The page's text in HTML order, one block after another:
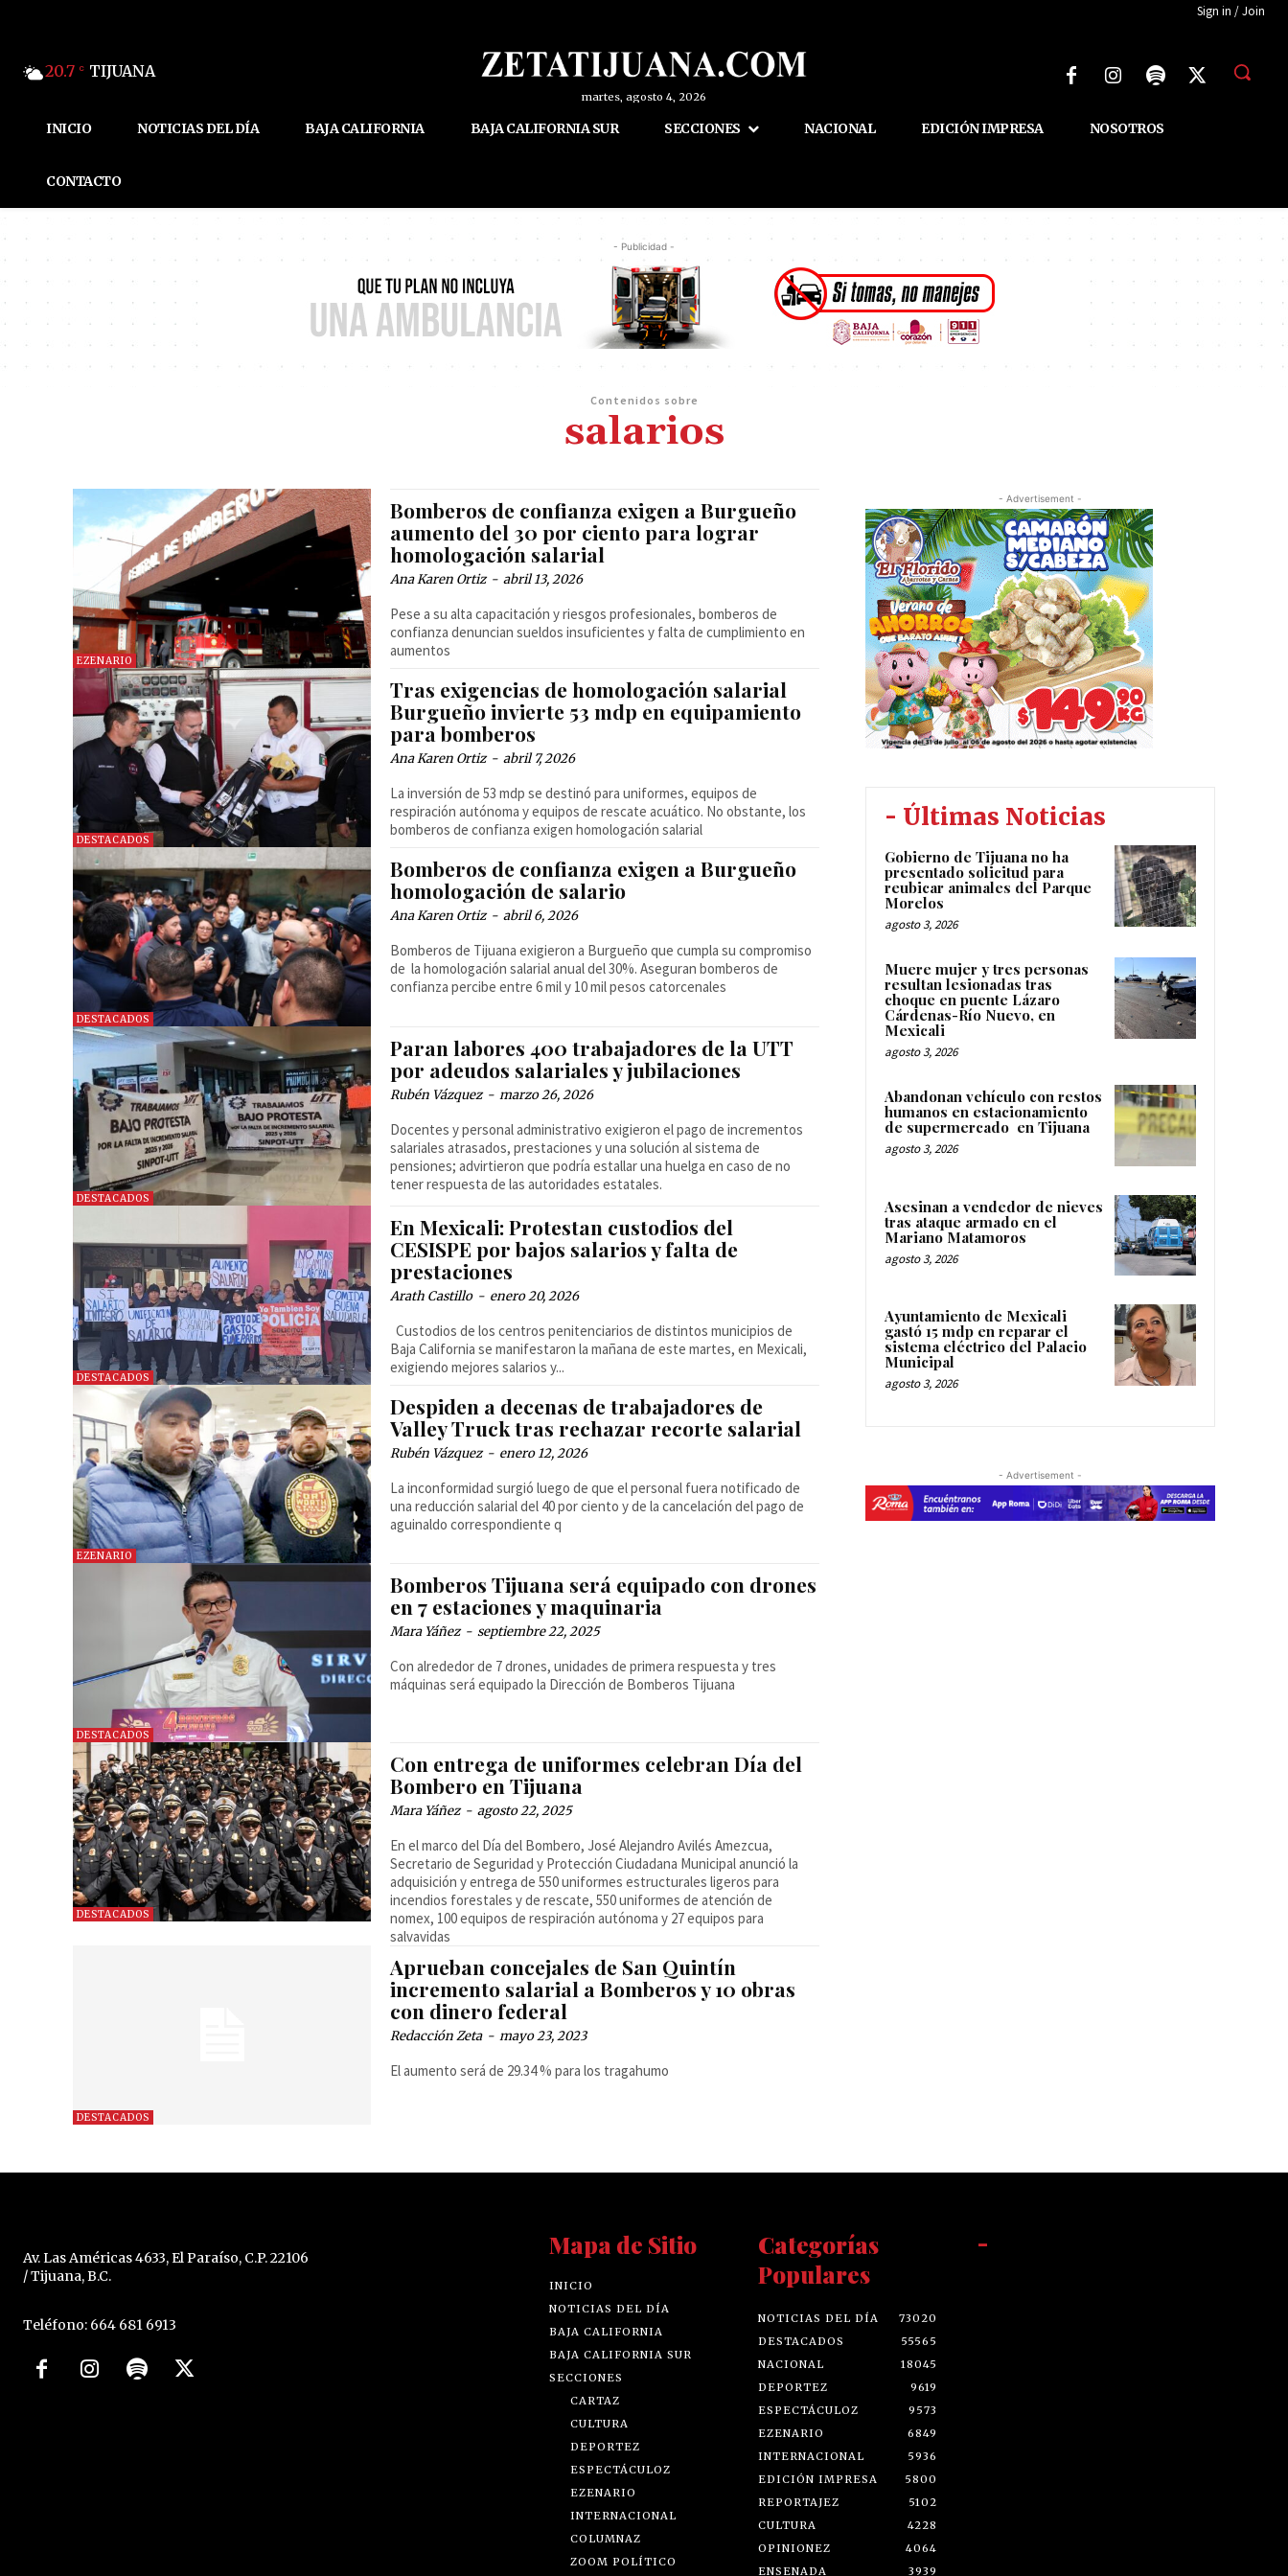
Sign in / Join
20.7 C TIJUANA
martes, agosto 4, 2026
INICIO NOTICIAS DEL DÍA BAJA CALIFORNIA BAJA CALIFORNIA SUR SECCIONES NACIONAL EDICIÓN IMPRESA NOSOTROS
CONTACTO
- Publicidad -
Contenidos sobre
salarios
EZENARIO
Bomberos de confianza exigen a Burgueño
aumento del 30 por ciento para lograr
homologación salarial
Ana Karen Ortiz - abril 13, 2026
Pese a su alta capacitación y riesgos profesionales, bomberos de
confianza denuncian sueldos insuficientes y falta de cumplimiento en
aumentos
DESTACADOS
Tras exigencias de homologación salarial
Burgueño invierte 53 mdp en equipamiento
para bomberos
Ana Karen Ortiz - abril 7, 2026
La inversión de 53 mdp se destinó para uniformes, equipos de
respiración autónoma y equipos de rescate acuático. No obstante, los
bomberos de confianza exigen homologación salarial
DESTACADOS
Bomberos de confianza exigen a Burgueño
homologación de salario
Ana Karen Ortiz - abril 6, 2026
Bomberos de Tijuana exigieron a Burgueño que cumpla su compromiso
de la homologación salarial anual del 30%. Aseguran bomberos de
confianza percibe entre 6 mil y 10 mil pesos catorcenales
DESTACADOS
Paran labores 400 trabajadores de la UTT
por adeudos salariales y jubilaciones
Rubén Vázquez - marzo 26, 2026
Docentes y personal administrativo exigieron el pago de incrementos
salariales atrasados, prestaciones y una solución al sistema de
pensiones; advirtieron que podría estallar una huelga en caso de no
tener respuesta de las autoridades estatales.
DESTACADOS
En Mexicali: Protestan custodios del
CESISPE por bajos salarios y falta de
prestaciones
Arath Castillo - enero 20, 2026
Custodios de los centros penitenciarios de distintos municipios de
Baja California se manifestaron la mañana de este martes, en Mexicali,
exigiendo mejores salarios y...
EZENARIO
Despiden a decenas de trabajadores de
Valley Truck tras rechazar recorte salarial
Rubén Vázquez - enero 12, 2026
La inconformidad surgió luego de que el personal fuera notificado de
una reducción salarial del 40 por ciento y de la cancelación del pago de
aguinaldo correspondiente q
DESTACADOS
Bomberos Tijuana será equipado con drones
en 7 estaciones y maquinaria
Mara Yáñez - septiembre 22, 2025
Con alrededor de 7 drones, unidades de primera respuesta y tres
máquinas será equipado la Dirección de Bomberos Tijuana
DESTACADOS
Con entrega de uniformes celebran Día del
Bombero en Tijuana
Mara Yáñez - agosto 22, 2025
En el marco del Día del Bombero, José Alejandro Avilés Amezcua,
Secretario de Seguridad y Protección Ciudadana Municipal anunció la
adquisición y entrega de 550 uniformes estructurales ligeros para
incendios forestales y de rescate, 550 uniformes de atención de
nomex, 100 equipos de respiración autónoma y 27 equipos para
salvavidas
DESTACADOS
Aprueban concejales de San Quintín
incremento salarial a Bomberos y 10 obras
con dinero federal
Redacción Zeta - mayo 23, 2023
El aumento será de 29.34 % para los tragahumo
- Advertisement -
- Últimas Noticias
Gobierno de Tijuana no ha
presentado solicitud para
reubicar animales del Parque
Morelos
agosto 3, 2026
Muere mujer y tres personas
resultan lesionadas tras
choque en puente Lázaro
Cárdenas-Río Nuevo, en
Mexicali
agosto 3, 2026
Abandonan vehículo con restos
humanos en estacionamiento
de supermercado en Tijuana
agosto 3, 2026
Asesinan a vendedor de nieves
tras ataque armado en el
Mariano Matamoros
agosto 3, 2026
Ayuntamiento de Mexicali
gastó 15 mdp en reparar el
sistema eléctrico del Palacio
Municipal
agosto 3, 2026
- Advertisement -
Av. Las Américas 4633, El Paraíso, C.P. 22106
/ Tijuana, B.C.
Teléfono: 664 681 6913
Mapa de Sitio
INICIO
NOTICIAS DEL DÍA
BAJA CALIFORNIA
BAJA CALIFORNIA SUR
SECCIONES
CARTAZ
CULTURA
DEPORTEZ
ESPECTÁCULOZ
EZENARIO
INTERNACIONAL
COLUMNAZ
ZOOM POLÍTICO
Categorías
Populares
NOTICIAS DEL DÍA
73020
DESTACADOS
55565
NACIONAL
18045
DEPORTEZ
9619
ESPECTÁCULOZ
9573
EZENARIO
6849
INTERNACIONAL
5936
EDICIÓN IMPRESA
5800
REPORTAJEZ
5102
CULTURA
4228
OPINIONEZ
4064
ENSENADA
3939
-